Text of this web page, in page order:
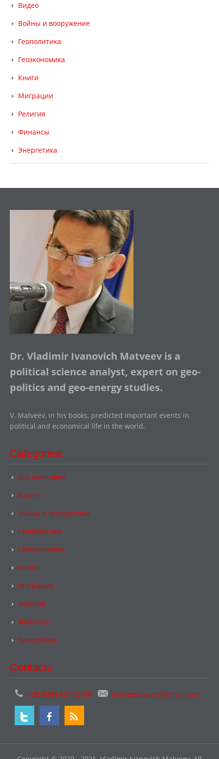
Видео
Войны и вооружение
Геополитика
Геоэкономика
Книги
Миграции
Религия
Финансы
Энергетика
Dr. Vladimir Ivanovich Matveev is a
political science analyst, expert on geo-
politics and geo-energy studies.
V. Matveev, in his books, predicted important events in
political and economical life in the world.
Categories:
Без категории
Видео
Войны и вооружение
Геополитика
Геоэкономика
Книги
Миграции
Религия
Финансы
Энергетика
Contacts
+38 (098) 551-02-69 matveevexpert@gmail.com